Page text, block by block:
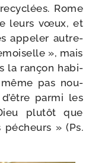
Rome
leurs vœux, et
appe­ler autre­
», mais
la ran­çon habi­
pas nou­
par­mi les
plu­tôt que
pécheurs » (Ps.